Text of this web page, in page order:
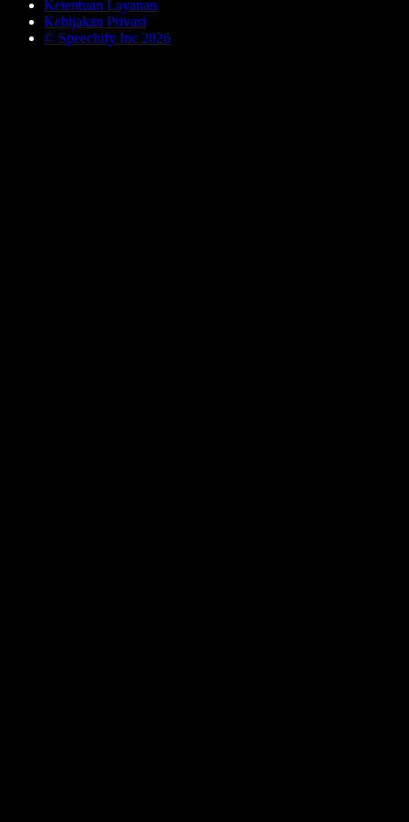
Ketentuan Layanan
Kebijakan Privasi
© Speechify Inc 2026